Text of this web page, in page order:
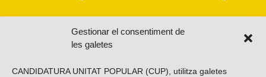
Gestionar el consentiment de
les galetes
CANDIDATURA UNITAT POPULAR (CUP), utilitza galetes